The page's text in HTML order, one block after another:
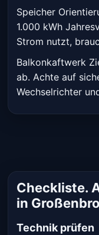
Speicher
1.000 kWh
Strom nutzt,
Balkonkaftwerk
ab. Achte auf
Wechselrichter
Checkliste.
in
Technik prüfen